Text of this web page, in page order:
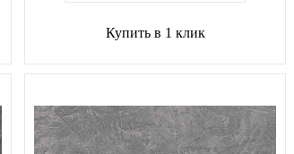
Купить в 1 клик